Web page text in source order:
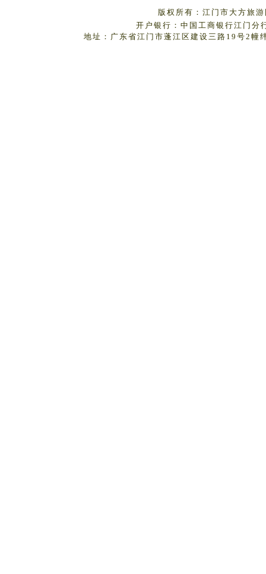
版权所有：江门市大方旅
开户银行：中国工商银行江门
地址：广东省江门市蓬江区建设三路19号2